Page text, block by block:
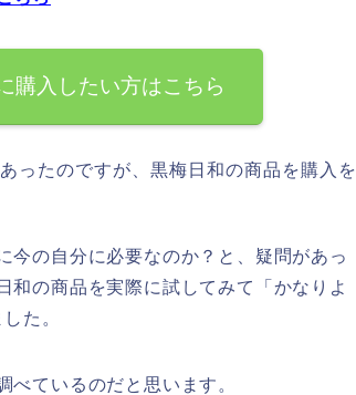
購入したい方はこちら
ったのですが、黒梅日和の商品を購入を
今の自分に必要なのか？と、疑問があっ
和の商品を実際に試してみて「かなりよ
た。
ているのだと思います。